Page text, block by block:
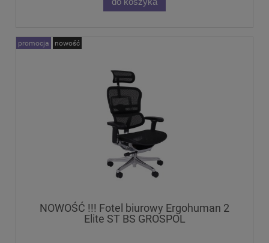
NOWOŚĆ !!! Fotel biurowy Ergohuman 2
Elite ST BS GROSPOL
promocja nowość